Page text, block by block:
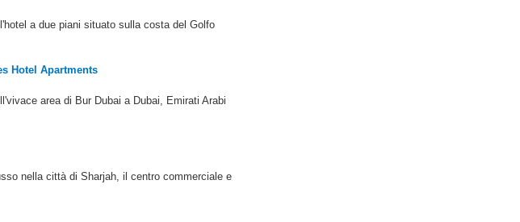
a due piani situato sulla costa del Golfo
Hotel Apartments
area di Bur Dubai a Dubai, Emirati Arabi
nella città di Sharjah, il centro commerciale e